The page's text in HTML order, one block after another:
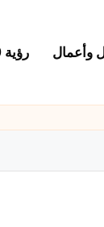
وأعمال رؤية 2030